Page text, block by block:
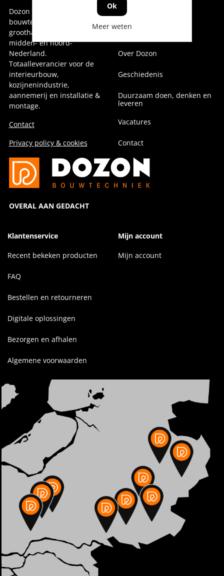
Dozon Bouwtechniek is dé
bouwtechnische
groothandel voor oost-,
midden- en noord-
Nederland.
Totaalleverancier voor de
interieurbouw,
kozijnenindustrie,
aannemerij en installatie &
montage.
Contact
Privacy policy & cookies
OVERAL AAN GEDACHT
Vestigingen
Onze collega's
Over Dozon
Geschiedenis
Duurzaam doen, denken en
leveren
Vacatures
Contact
Klantenservice
Recent bekeken producten
FAQ
Bestellen en retourneren
Digitale oplossingen
Bezorgen en afhalen
Algemene voorwaarden
Mijn account
Mijn account
Ok
Meer weten